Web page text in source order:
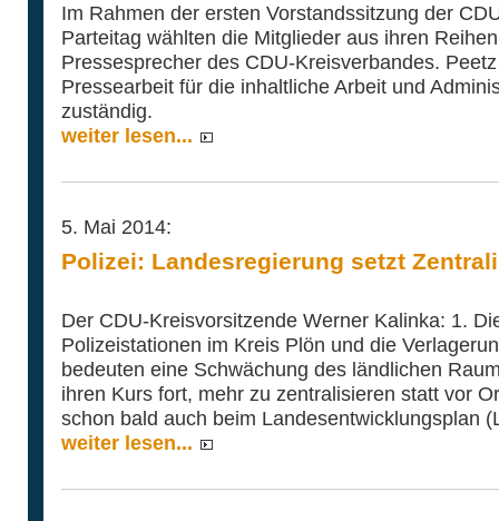
Im Rahmen der ersten Vorstandssitzung der
Parteitag wählten die Mitglieder aus ihren
Pressesprecher des CDU-Kreisverbandes.
Pressearbeit für die inhaltliche Arbeit und
zuständig.
weiter lesen...
5. Mai 2014:
Polizei: Landesregierung setzt
Der CDU-Kreisvorsitzende Werner Kalinka: 1.
Polizeistationen im Kreis Plön und die
bedeuten eine Schwächung des ländlichen
ihren Kurs fort, mehr zu zentralisieren statt vor
schon bald auch beim Landesentwicklungsplan
weiter lesen...